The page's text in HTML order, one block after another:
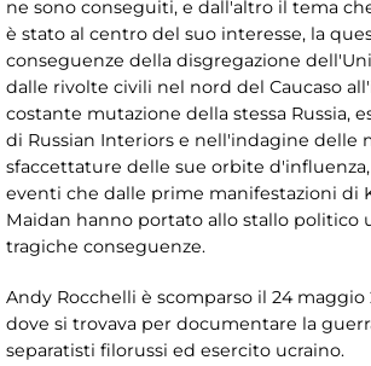
ne sono conseguiti, e dall'altro il tema
è stato al centro del suo interesse, la
conseguenze della disgregazione
dalle rivolte civili nel nord del Caucaso
costante mutazione della stessa Russia,
di Russian Interiors e nell'indagine delle
sfaccettature delle sue orbite
eventi che dalle prime manifestazioni di
Maidan hanno portato allo stallo politico
tragiche conseguenze.
Andy Rocchelli è scomparso il 24 maggio
dove si trovava per documentare la
separatisti filorussi ed esercito ucraino.